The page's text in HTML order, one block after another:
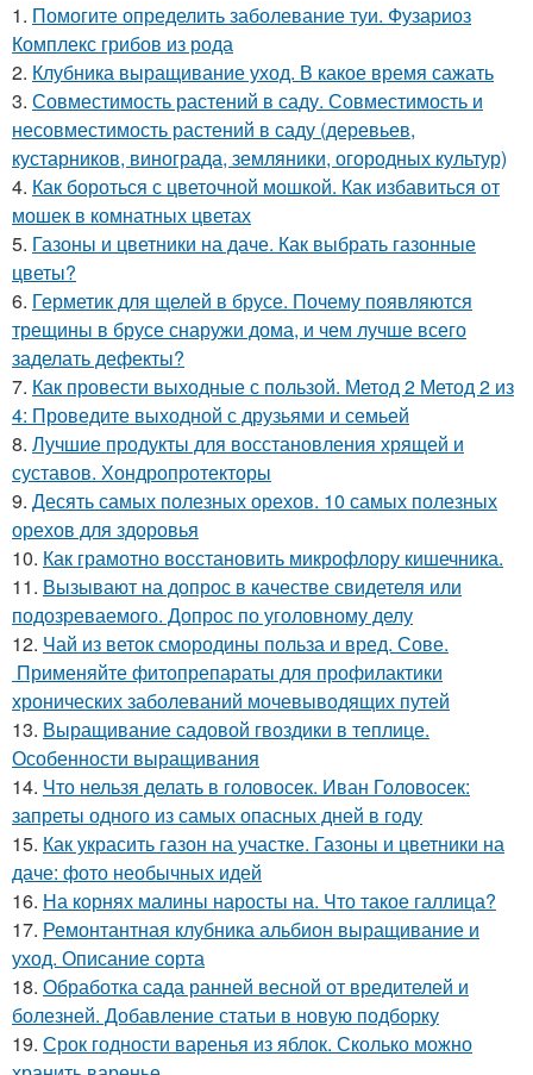
1. Помогите определить заболевание туи. Фузариоз
Комплекс грибов из рода
2. Клубника выращивание уход. В какое время сажать
3. Совместимость растений в саду. Совместимость и
несовместимость растений в саду (деревьев,
кустарников, винограда, земляники, огородных культур)
4. Как бороться с цветочной мошкой. Как избавиться от
мошек в комнатных цветах
5. Газоны и цветники на даче. Как выбрать газонные
цветы?
6. Герметик для щелей в брусе. Почему появляются
трещины в брусе снаружи дома, и чем лучше всего
заделать дефекты?
7. Как провести выходные с пользой. Метод 2 Метод 2 из
4: Проведите выходной с друзьями и семьей
8. Лучшие продукты для восстановления хрящей и
суставов. Хондропротекторы
9. Десять самых полезных орехов. 10 самых полезных
орехов для здоровья
10. Как грамотно восстановить микрофлору кишечника.
11. Вызывают на допрос в качестве свидетеля или
подозреваемого. Допрос по уголовному делу
12. Чай из веток смородины польза и вред. Сове.
Применяйте фитопрепараты для профилактики
хронических заболеваний мочевыводящих путей
13. Выращивание садовой гвоздики в теплице.
Особенности выращивания
14. Что нельзя делать в головосек. Иван Головосек:
запреты одного из самых опасных дней в году
15. Как украсить газон на участке. Газоны и цветники на
даче: фото необычных идей
16. На корнях малины наросты на. Что такое галлица?
17. Ремонтантная клубника альбион выращивание и
уход. Описание сорта
18. Обработка сада ранней весной от вредителей и
болезней. Добавление статьи в новую подборку
19. Срок годности варенья из яблок. Сколько можно